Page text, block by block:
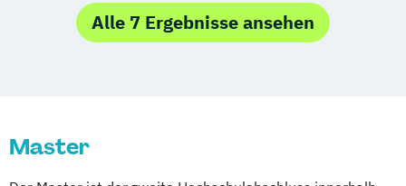
Artificial Intelligence & Sustainable
Technologies
Mitigation
Alle 7 Ergebnisse ansehen
Master